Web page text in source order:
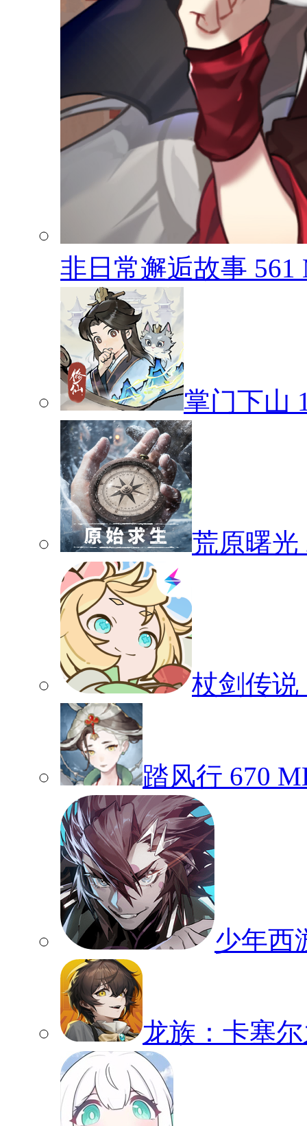
非日常邂逅故事 561
掌门下山
荒原曙光
杖剑传说
踏风行 670
少年西
龙族：卡塞